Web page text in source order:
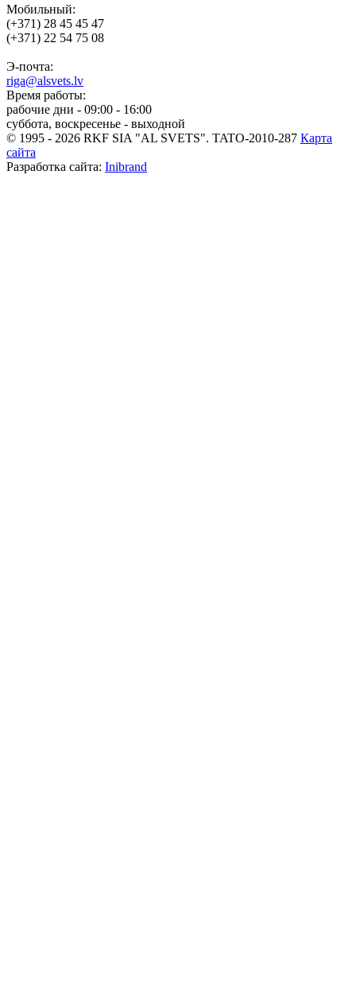
Мобильный:
(+371) 28 45 45 47
(+371) 22 54 75 08
Э-почта:
riga@alsvets.lv
Время работы:
рабочие дни - 09:00 - 16:00
суббота, воскресенье - выходной
© 1995 - 2026 RKF SIA "AL SVETS". TATO-2010-287 Карта
сайта
Разработка сайта: Inibrand